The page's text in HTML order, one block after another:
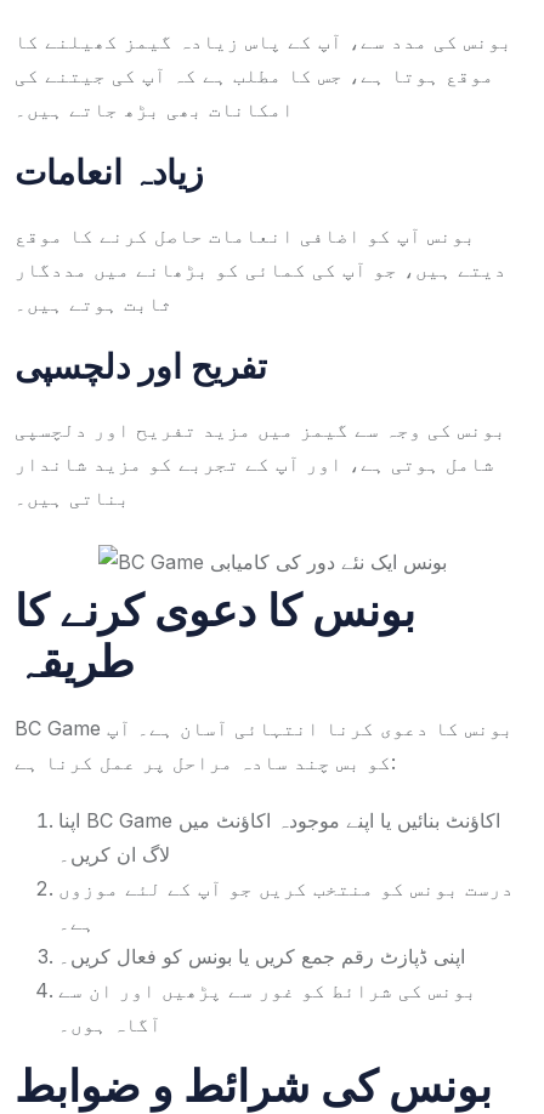
بونس کی مدد سے، آپ کے پاس زیادہ گیمز کھیلنے کا
موقع ہوتا ہے، جس کا مطلب ہے کہ آپ کی جیتنے کی
امکانات بھی بڑھ جاتے ہیں۔
زیادہ انعامات
بونس آپ کو اضافی انعامات حاصل کرنے کا موقع
دیتے ہیں، جو آپ کی کمائی کو بڑھانے میں مددگار
ثابت ہوتے ہیں۔
تفریح اور دلچسپی
بونس کی وجہ سے گیمز میں مزید تفریح اور دلچسپی
شامل ہوتی ہے، اور آپ کے تجربے کو مزید شاندار
بناتی ہیں۔
بونس کا دعوی کرنے کا
طریقہ
BC Game بونس کا دعوی کرنا انتہائی آسان ہے۔ آپ
کو بس چند سادہ مراحل پر عمل کرنا ہے:
اپنا BC Game اکاؤنٹ بنائیں یا اپنے موجودہ اکاؤنٹ میں
لاگ ان کریں۔
درست بونس کو منتخب کریں جو آپ کے لئے موزوں
ہے۔
اپنی ڈپازٹ رقم جمع کریں یا بونس کو فعال کریں۔
بونس کی شرائط کو غور سے پڑھیں اور ان سے
آگاہ ہوں۔
بونس کی شرائط و ضوابط